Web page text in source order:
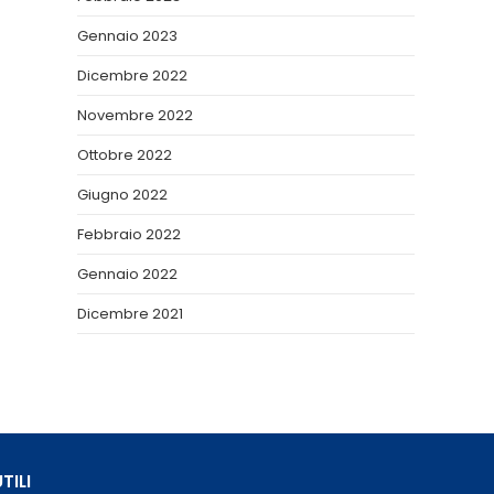
Gennaio 2023
Dicembre 2022
Novembre 2022
Ottobre 2022
Giugno 2022
Febbraio 2022
Gennaio 2022
Dicembre 2021